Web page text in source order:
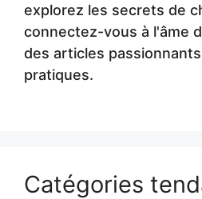
explorez les secrets de
connectez-vous à l'âme
des articles
pratiques.
Catégories